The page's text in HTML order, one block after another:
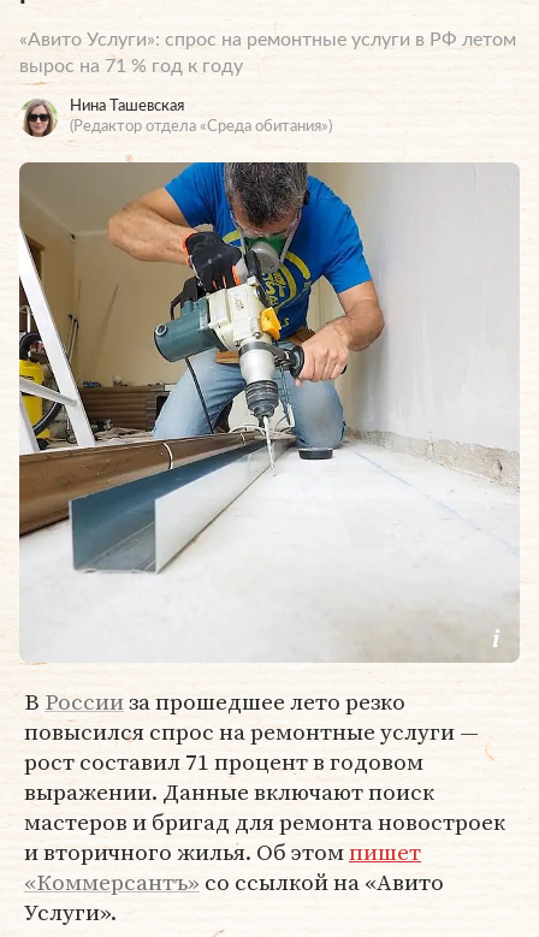
«Авито Услуги»: спрос на ремонтные услуги в РФ летом
вырос на 71 % год к году
Нина Ташевская
(Редактор отдела «Среда обитания»)
ВРоссииза прошедшее лето резко
повысился спрос на ремонтные услуги —
рост составил 71 процент в годовом
выражении. Данные включают поиск
мастеров и бригад для ремонта новостроек
и вторичного жилья. Об этомпишет
«Коммерсантъ» со ссылкой на «Авито
Услуги».